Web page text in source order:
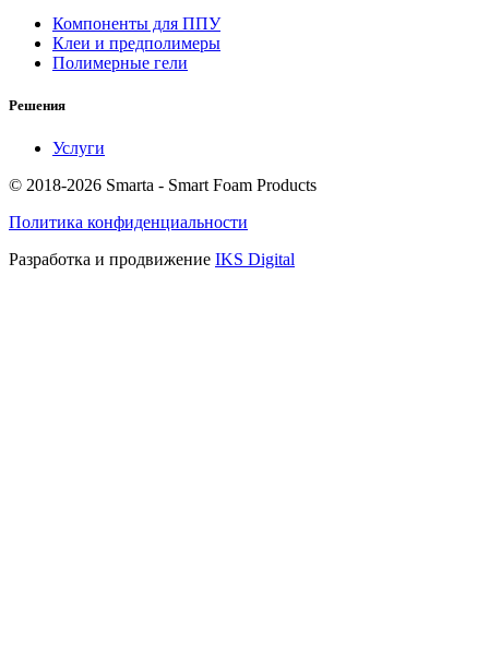
Компоненты для ППУ
Клеи и предполимеры
Полимерные гели
Решения
Услуги
© 2018-2026 Smarta - Smart Foam Products
Политика конфиденциальности
Разработка и продвижение IKS Digital